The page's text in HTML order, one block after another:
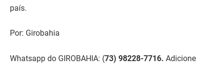
país.
Por: Girobahia
Whatsapp do GIROBAHIA: (73) 98228-7716. Adicione